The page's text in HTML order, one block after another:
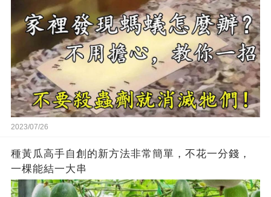
2023/07/26
種黃瓜高手自創的新方法非常簡單，不花一分錢，
一棵能結一大串